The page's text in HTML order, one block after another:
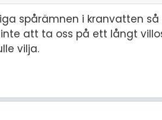
spårämnen i kranvatten så
att ta oss på ett långt
vilja.